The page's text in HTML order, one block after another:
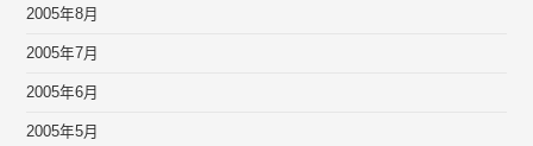
2005年8月
2005年7月
2005年6月
2005年5月